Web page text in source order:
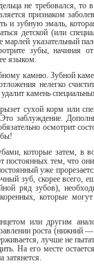
не тре­бовался,
признаком
и зубную эмаль,
детской (или
указательный
зубы, начиная
языком.
камню. Зубной
нелегко
камень
сухой корм или
заблуждение.
осмотрит
которые затем, в
тем, что
уже
зуб, скорее всего,
ряд зубов),
коренных, которые
или другим
роста (ниж­ний
лучше не
На его месте
затянется.